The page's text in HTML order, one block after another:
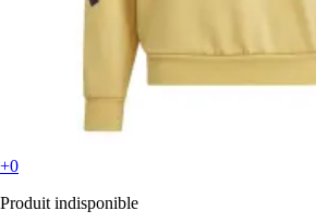
+0
Produit indisponible